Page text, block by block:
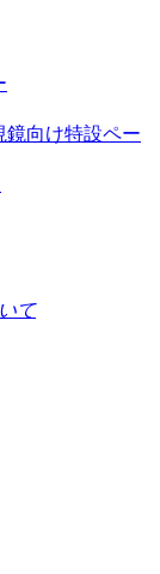
鏡向け特設ペー
て